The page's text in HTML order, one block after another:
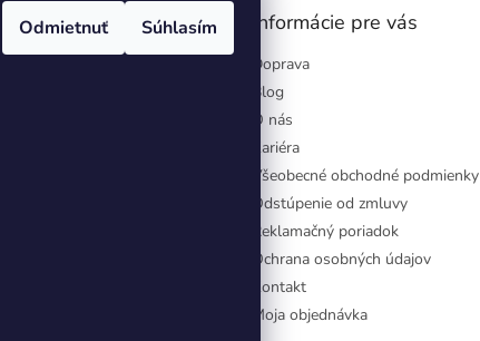
Odmietnuť Súhlasím Informácie pre vás
Doprava
Blog
O nás
Kariéra
Všeobecné obchodné podmienky
Odstúpenie od zmluvy
Reklamačný poriadok
Ochrana osobných údajov
Kontakt
Moja objednávka